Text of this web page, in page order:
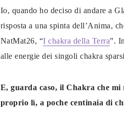
Io, quando ho deciso di andare a
risposta a una spinta dell’Anima,
NatMat26, “I chakra della Terra”.
alle energie dei singoli chakra
E, guarda caso, il Chakra che
proprio lì, a poche centinaia di